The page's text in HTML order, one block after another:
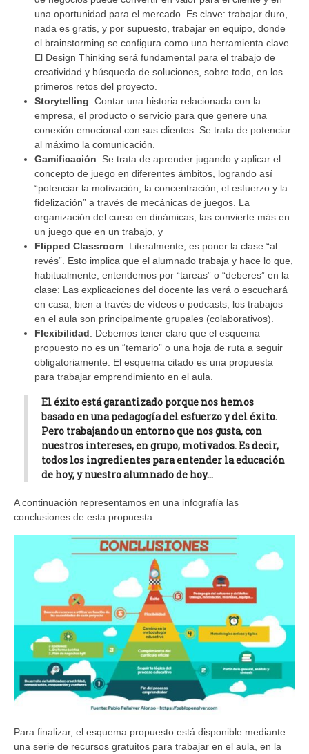
una oportunidad para el mercado. Es clave: trabajar duro,
nada es gratis, y por supuesto, trabajar en equipo, donde
el brainstorming se configura como una herramienta clave.
El Design Thinking será fundamental para el trabajo de
creatividad y búsqueda de soluciones, sobre todo, en los
primeros retos del proyecto.
Storytelling . Contar una historia relacionada con la
empresa, el producto o servicio para que genere una
conexión emocional con sus clientes. Se trata de potenciar
al máximo la comunicación.
Gamificación . Se trata de aprender jugando y aplicar el
concepto de juego en diferentes ámbitos, logrando así
“potenciar la motivación, la concentración, el esfuerzo y la
fidelización” a través de mecánicas de juegos. La
organización del curso en dinámicas, las convierte más en
un juego que en un trabajo, y
Flipped Classroom . Literalmente, es poner la clase “al
revés”. Esto implica que el alumnado trabaja y hace lo que,
habitualmente, entendemos por “tareas” o “deberes” en la
clase: Las explicaciones del docente las verá o escuchará
en casa, bien a través de vídeos o podcasts; los trabajos
en el aula son principalmente grupales (colaborativos).
Flexibilidad . Debemos tener claro que el esquema
propuesto no es un “temario” o una hoja de ruta a seguir
obligatoriamente. El esquema citado es una propuesta
para trabajar emprendimiento en el aula.
Eléxitoestá garantizado porque nos hemos
basado en una pedagogía del esfuerzo y del éxito.
Pero trabajando un entorno que nos gusta, con
nuestros intereses, en grupo, motivados. Es decir,
todos los ingredientes para entender la educación
de hoy, y nuestro alumnado de hoy…
A continuación representamos en una infografía las
conclusiones de esta propuesta:
Para finalizar, el esquema propuesto está disponible mediante
una serie de recursos gratuitos para trabajar en el aula, en la